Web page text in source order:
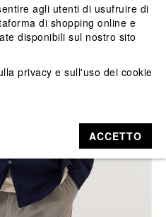
agli utenti di usufruire di
di shopping online e
disponibili sul nostro sito
privacy e sull'uso dei cookie
ACCETTO